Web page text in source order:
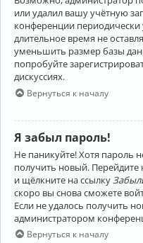
или удалил вашу учётную
конференции периодически
длительное время не
уменьшить размер базы
попробуйте
дискуссиях.
Вернуться к началу
Я забыл пароль!
Не паникуйте! Хотя пароль
получить новый.
и щёлкните на ссылку
скоро вы снова сможете
Если не удалось получить
администратором
Вернуться к началу